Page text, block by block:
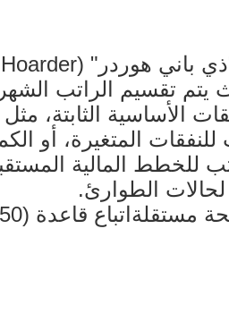
30%-20%"، حيث يتم تقسيم
للنفقات الأساسية
من الراتب للنفقات
20% من الراتب للخطط
لحالات الطوارئ.